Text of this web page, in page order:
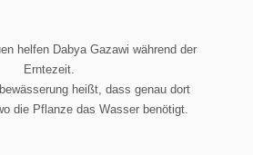
helfen Dabya Gazawi während der
Erntezeit.
heißt, dass genau dort
die Pflanze das Wasser benötigt.